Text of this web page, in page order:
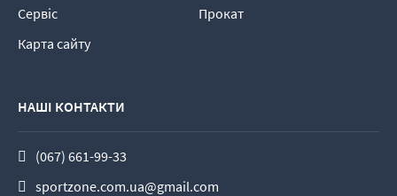
Сервіс
Прокат
Карта сайту
НАШІ КОНТАКТИ
(067) 661-99-33
sportzone.com.ua@gmail.com